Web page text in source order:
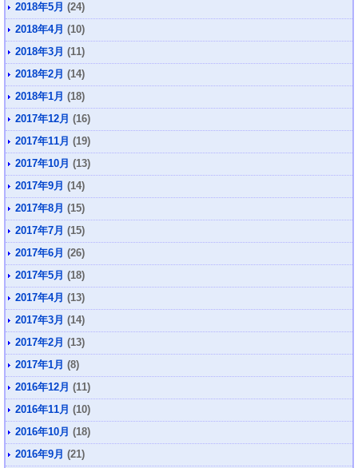
2018年5月 (24)
2018年4月 (10)
2018年3月 (11)
2018年2月 (14)
2018年1月 (18)
2017年12月 (16)
2017年11月 (19)
2017年10月 (13)
2017年9月 (14)
2017年8月 (15)
2017年7月 (15)
2017年6月 (26)
2017年5月 (18)
2017年4月 (13)
2017年3月 (14)
2017年2月 (13)
2017年1月 (8)
2016年12月 (11)
2016年11月 (10)
2016年10月 (18)
2016年9月 (21)